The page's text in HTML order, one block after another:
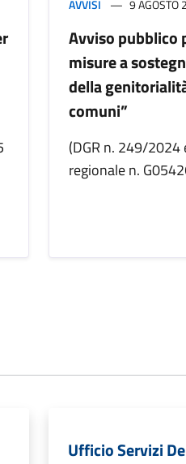
AVVISI 9 AGOSTO
Avviso pubblico
misure a
della
comuni”
(DGR n. 249/
regionale n.
Ufficio Servizi